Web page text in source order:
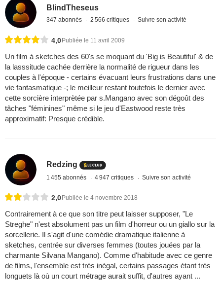
BlindTheseus
347 abonnés 2 566 critiques Suivre son activité
4,0Publiée le 11 avril 2009
Un film à sketches des 60's se moquant du 'Big is Beautiful' & de
la lasssitude cachée derrière la normalité de rigueur dans les
couples à l'époque - certains évacuant leurs frustrations dans une
vie fantasmatique -; le meilleur restant toutefois le dernier avec
cette sorcière interprètée par s.Mangano avec son dégoût des
tâches "féminines" même si le jeu d'Eastwood reste très
approximatif: Presque crédible.
Redzing
1 455 abonnés 4 947 critiques Suivre son activité
2,0 Publiée le 4 novembre 2018
Contrairement à ce que son titre peut laisser supposer, "Le
Streghe" n'est absolument pas un film d'horreur ou un giallo sur la
sorcellerie. Il s'agit d'une comédie dramatique italienne à
sketches, centrée sur diverses femmes (toutes jouées par la
charmante Silvana Mangano). Comme d'habitude avec ce genre
de films, l'ensemble est très inégal, certains passages étant très
longuets là où un court métrage aurait suffit, d'autres ayant ...